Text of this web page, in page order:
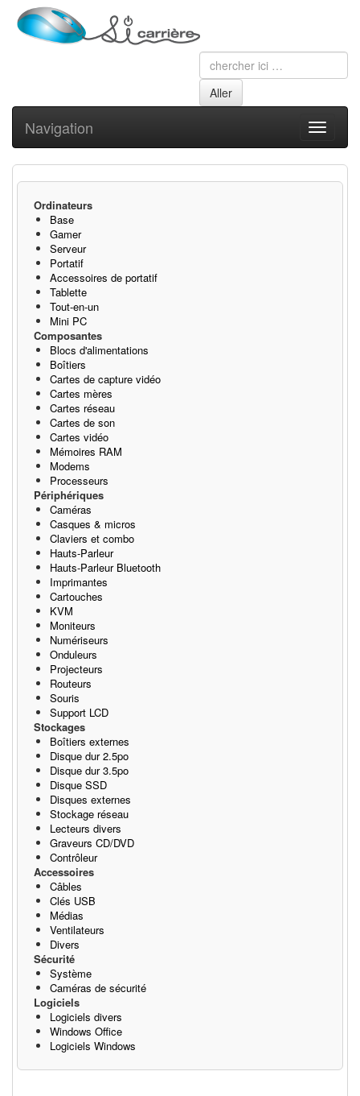
Toggle
Navigation
Ordinateurs
Base
Gamer
Serveur
Portatif
Accessoires de portatif
Tablette
Tout-en-un
Mini PC
Composantes
Blocs d'alimentations
Boîtiers
Cartes de capture vidéo
Cartes mères
Cartes réseau
Cartes de son
Cartes vidéo
Mémoires RAM
Modems
Processeurs
Périphériques
Caméras
Casques & micros
Claviers et combo
Hauts-Parleur
Hauts-Parleur Bluetooth
Imprimantes
Cartouches
KVM
Moniteurs
Numériseurs
Onduleurs
Projecteurs
Routeurs
Souris
Support LCD
Stockages
Boîtiers externes
Disque dur 2.5po
Disque dur 3.5po
Disque SSD
Disques externes
Stockage réseau
Lecteurs divers
Graveurs CD/DVD
Contrôleur
Accessoires
Câbles
Clés USB
Médias
Ventilateurs
Divers
Sécurité
Système
Caméras de sécurité
Logiciels
Logiciels divers
Windows Office
Logiciels Windows